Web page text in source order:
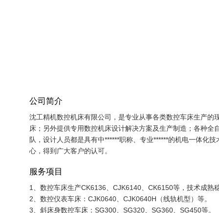
公司简介
沈工精机数控机床有限公司，是专业从事各类数控车床生产
床；另外提供专用数控机床设计解决方案及生产制造；各种
队，设计人员都是具有中******职称、专业******的机电一体化
心，得到广大客户的认可。
服务项目
1、数控车床生产CK6136、CJK6140、CK6150等，技术成熟
2、数控仪表车床：CJK0640、CJK0640H（线轨机型）等。
3、斜床身数控车床：SG300、SG320、SG360、SG450等。